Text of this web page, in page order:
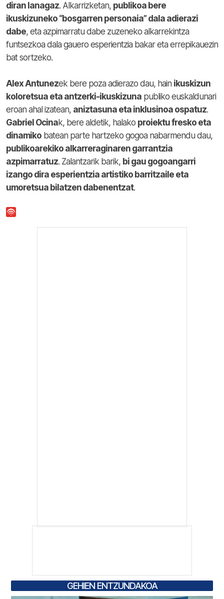
diran lanagaz. Alkarrizketan, publikoa bere
ikuskizuneko “bosgarren personaia” dala adierazi
dabe, eta azpimarratu dabe zuzeneko alkarrekintza
funtsezkoa dala gauero esperientzia bakar eta errepikauezin
bat sortzeko.
Alex Antunezek bere poza adierazo dau, hain ikuskizun
koloretsua eta antzerki-ikuskizuna publiko euskaldunari
eroan ahal izatean, aniztasuna eta inklusinoa ospatuz.
Gabriel Ocinak, bere aldetik, halako proiektu fresko eta
dinamiko batean parte hartzeko gogoa nabarmendu dau,
publikoarekiko alkarreraginaren garrantzia
azpimarratuz. Zalantzarik barik, bi gau gogoangarri
izango dira esperientzia artistiko barritzaile eta
umoretsua bilatzen dabenentzat.
GEHIEN ENTZUNDAKOA